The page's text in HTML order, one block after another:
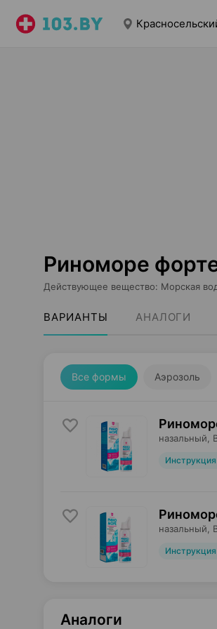
Риноморе
Действующее вещество: Морская
ВАРИАНТЫ АНАЛОГИ
Все формы Аэрозоль
назальный,
Инструкция
назальный,
Инструкция
Аналоги